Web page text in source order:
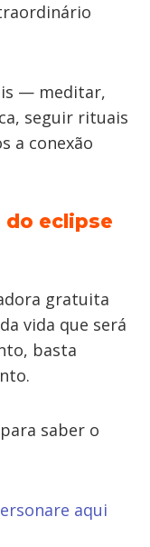
— meditar,
seguir rituais
a conexão
do eclipse
gratuita
vida que será
basta
saber o
aqui